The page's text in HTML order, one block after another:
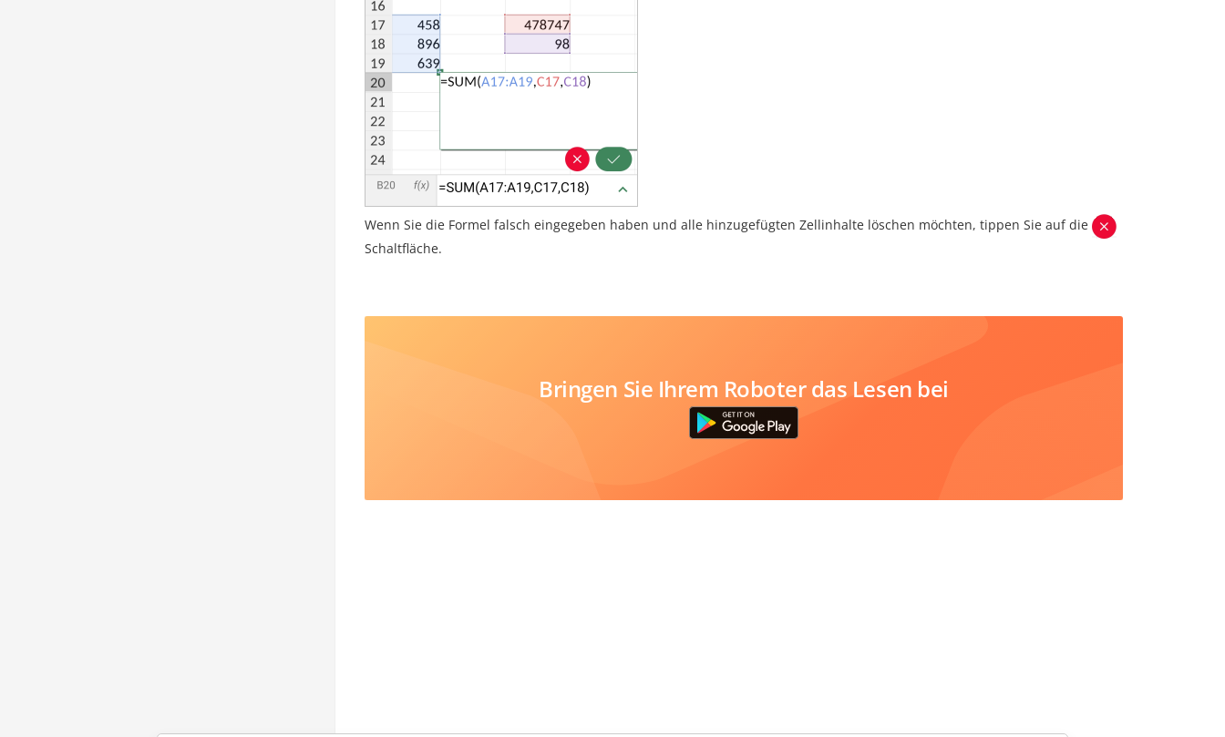
Wenn Sie die Formel falsch eingegeben haben und alle hinzugefügten Zellinhalte löschen möchten, tippen Sie auf die
Schaltfläche.
Bringen Sie Ihrem Roboter das Lesen bei